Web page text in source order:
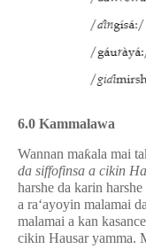
6.0 Kammalawa
Wannan maƙala mai
da siffofinsa a cikin
harshe da karin
a ra‘ayoyin malamai
malamai a kan
cikin Hausar yamma.